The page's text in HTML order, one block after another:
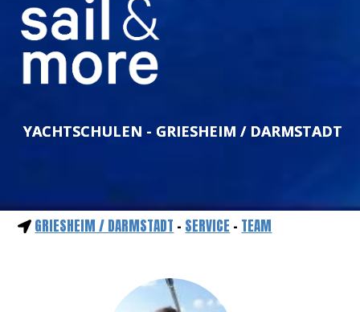
YACHTSCHULEN - GRIESHEIM / DARMSTADT
GRIESHEIM / DARMSTADT - SERVICE - TEAM